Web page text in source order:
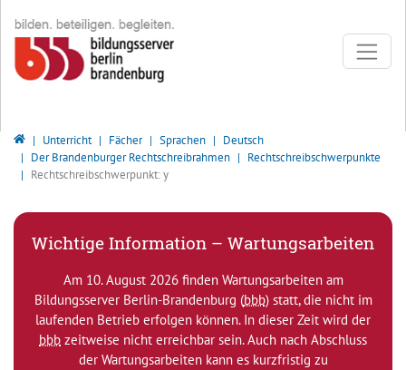
Bildungsserver Berlin - Brandenburg
Unterricht Fächer Sprachen
Deutsch
Der Brandenburger Rechtschreibrahmen
Rechtschreibschwerpunkte
Rechtschreibschwerpunkt: y
Wichtige Information – Wartungsarbeiten
Am 10. August 2026 finden Wartungsarbeiten am
Bildungsserver Berlin-Brandenburg (bbb) statt, die nicht im
laufenden Betrieb erfolgen können. In dieser Zeit wird der
bbb zeitweise nicht erreichbar sein. Auch nach Abschluss
der Wartungsarbeiten kann es kurzfristig zu